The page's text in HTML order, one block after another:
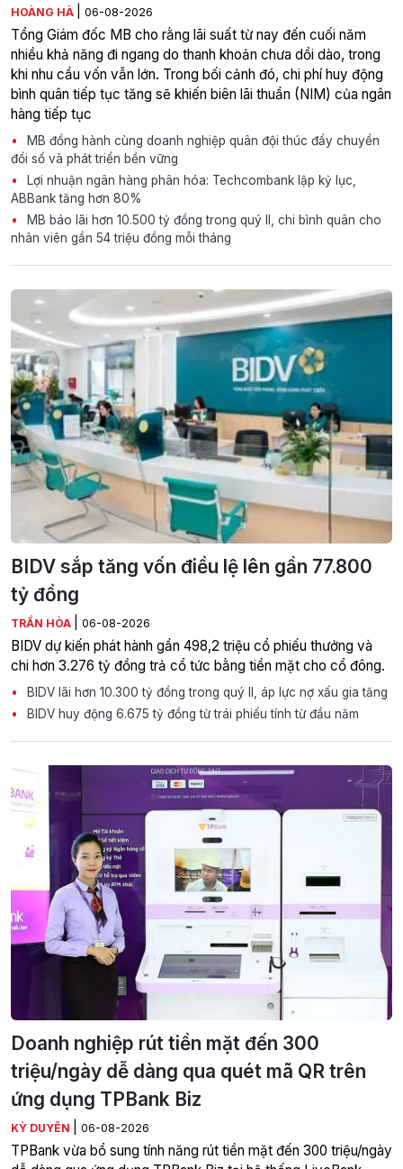
HOÀNG HÀ 06-08-2026
Tổng Giám đốc MB cho rằng lãi suất từ nay đến cuối năm
nhiều khả năng đi ngang do thanh khoản chưa dồi dào, trong
khi nhu cầu vốn vẫn lớn. Trong bối cảnh đó, chi phí huy động
bình quân tiếp tục tăng sẽ khiến biên lãi thuần (NIM) của ngân
hàng tiếp tục
MB đồng hành cùng doanh nghiệp quân đội thúc đẩy chuyển
đổi số và phát triển bền vững
Lợi nhuận ngân hàng phân hóa: Techcombank lập kỷ lục,
ABBank tăng hơn 80%
MB báo lãi hơn 10.500 tỷ đồng trong quý II, chi bình quân cho
nhân viên gần 54 triệu đồng mỗi tháng
BIDV sắp tăng vốn điều lệ lên gần 77.800
tỷ đồng
TRẦN HÒA 06-08-2026
BIDV dự kiến phát hành gần 498,2 triệu cổ phiếu thưởng và
chi hơn 3.276 tỷ đồng trả cổ tức bằng tiền mặt cho cổ đông.
BIDV lãi hơn 10.300 tỷ đồng trong quý II, áp lực nợ xấu gia tăng
BIDV huy động 6.675 tỷ đồng từ trái phiếu tính từ đầu năm
Doanh nghiệp rút tiền mặt đến 300
triệu/ngày dễ dàng qua quét mã QR trên
ứng dụng TPBank Biz
KỲ DUYÊN 06-08-2026
TPBank vừa bổ sung tính năng rút tiền mặt đến 300 triệu/ngày